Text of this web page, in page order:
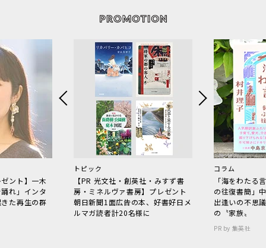
ント】一木
れ」インタ
た再生の群
トピック
【PR 光文社・創英社・みすず書
房・ミネルヴァ書房】プレゼント
朝日新聞1面広告の本、好書好日メ
ルマガ読者計20名様に
コラム
「海をわた
の往復書簡」
出逢いの不思
の〝家族〟
PR by 集英社